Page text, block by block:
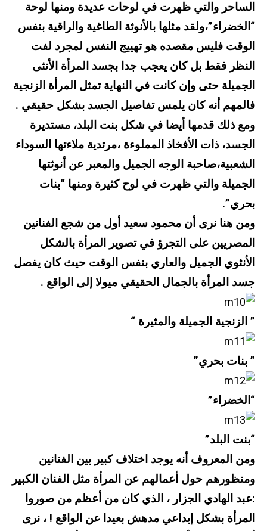
الساحر والتي ظهرت في لوحات عديدة ومنها لوحة
“الخضراء”،ولقد مثلها بالأنوثة الطاغية والراقية بنفس
الوقت فليس مقصده هو تهييج النفس لمجرد لفت
النظر فقط بل كان يعجب جدا بجسد المرأة الأنثى
الجميلة حتى وإن كانت في النهاية تمثل المرأة الزنجية
فالمهم أنه كان يلمس تفاصيل الجسد بشكل حقيقي .
ومع ذلك قدمها أيضا في شكل بنت البلد، مستديرة
الجسد، ذات الأفخاذ المملوءة ،مرتدية ملاءتها السوداء
الشعبية،صاحبة الوجه الجميل والمعبر عن أنوثتها
الجميلة والتي ظهرت في لوح كثيرة ومنها “بنات
بحري”.
ومن هنا نرى أن محمود سعيد أول من شجع الفنانين
المصريين على التجرؤ في تصوير المرأة بالشكل
الأنثوي الجميل والعاري بنفس الوقت حيث كان يفصل
جسد المرأة بالجمال الحقيقي ميولا إلى الواقع .
” الزنجية الجميلة والمثيرة “
” بنات بحري”
“الخضراء”
“بنت البلد”
ومن المعروف أنه يوجد اختلاف كبير بين الفنانين
ومنظورهم حول أعمالهم عن المرأة مثل الفنان الكبير
:عبد الهادي الجزار ، الذي كان من أعظم من صوروا
المرأة بشكل إبداعي مدهش بعيدا عن الواقع ! ، نرى